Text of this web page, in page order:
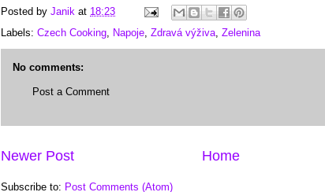
Posted by Janik at 18:23
Labels: Czech Cooking Napoje Zdravá výživa Zelenina
No comments:
Post a Comment
Newer Post Home
Subscribe to: Post Comments (Atom)